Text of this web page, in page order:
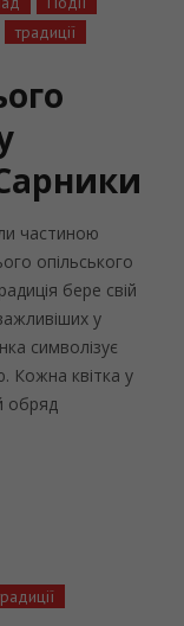
традиції
частиною
опільського
бере свій
у
символізує
Кожна квітка у
обряд